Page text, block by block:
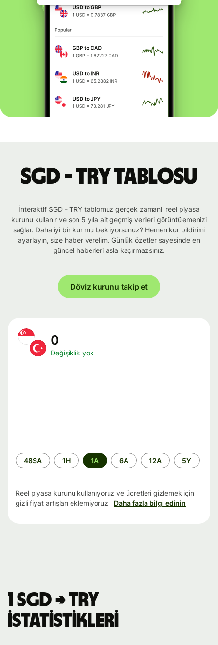
SGD - TRY tablosu
İnteraktif SGD - TRY tablomuz gerçek zamanlı reel piyasa
kurunu kullanır ve son 5 yıla ait geçmiş verileri görüntülemenizi
sağlar. Daha iyi bir kur mu bekliyorsunuz? Hemen kur bildirimi
ayarlayın, size haber verelim. Günlük özetler sayesinde en
güncel haberleri asla kaçırmazsınız.
Döviz kurunu takip et
0
Değişiklik yok
Zaman
aralığı
48SA 1H 1A 6A 12A 5Y
Reel piyasa kurunu kullanıyoruz ve ücretleri gizlemek için
gizli fiyat artışları eklemiyoruz. Daha fazla bilgi edinin
1 SGD → TRY
istatistikleri